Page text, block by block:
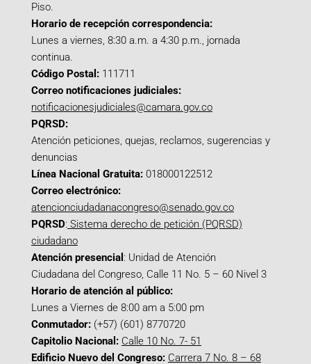
Piso.
Horario de recepción correspondencia:
Lunes a viernes, 8:30 a.m. a 4:30 p.m., jornada
continua.
Código Postal: 111711
Correo notificaciones judiciales:
notificacionesjudiciales@camara.gov.co
PQRSD:
Atención peticiones, quejas, reclamos, sugerencias y
denuncias
Línea Nacional Gratuita: 018000122512
Correo electrónico:
atencionciudadanacongreso@senado.gov.co
PQRSD: Sistema derecho de petición (PQRSD)
ciudadano
Atención presencial : Unidad de Atención
Ciudadana del Congreso, Calle 11 No. 5 – 60 Nivel 3
Horario de atención al público:
Lunes a Viernes de 8:00 am a 5:00 pm
Conmutador: (+57) (601) 8770720
Capitolio Nacional: Calle 10 No. 7- 51
Edificio Nuevo del Congreso: Carrera 7 No. 8 – 68